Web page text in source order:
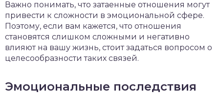
Важно понимать, что затаенные отношения могут
привести к сложности в эмоциональной сфере.
Поэтому, если вам кажется, что отношения
становятся слишком сложными и негативно
влияют на вашу жизнь, стоит задаться вопросом о
целесообразности таких связей.
Эмоциональные последствия